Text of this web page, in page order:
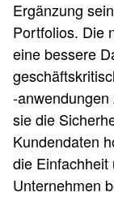
Ergänzung
Portfolios. Die
eine bessere
-
sie die
Kundendaten
die
Unternehmen